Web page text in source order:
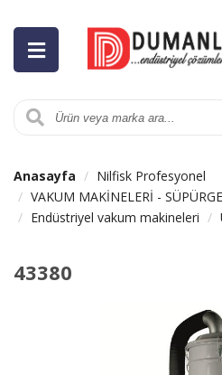
Anasayfa
Nilfisk Profesyonel
VAKUM MAKİNELERİ -
Endüstriyel vakum makineleri
43380